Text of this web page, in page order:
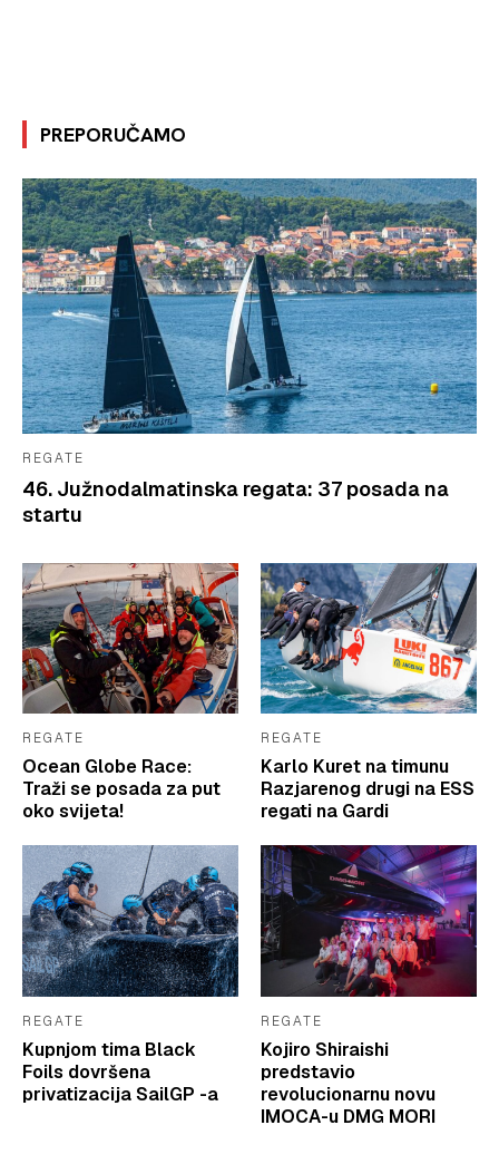
PREPORUČAMO
REGATE
46. Južnodalmatinska regata: 37 posada na
startu
REGATE
Ocean Globe Race:
Traži se posada za put
oko svijeta!
REGATE
Karlo Kuret na timunu
Razjarenog drugi na ESS
regati na Gardi
REGATE
Kupnjom tima Black
Foils dovršena
privatizacija SailGP -a
REGATE
Kojiro Shiraishi
predstavio
revolucionarnu novu
IMOCA-u DMG MORI